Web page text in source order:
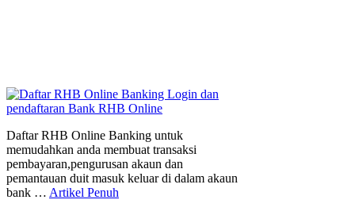
Daftar RHB Online Banking untuk
memudahkan anda membuat transaksi
pembayaran,pengurusan akaun dan
pemantauan duit masuk keluar di dalam akaun
bank … Artikel Penuh